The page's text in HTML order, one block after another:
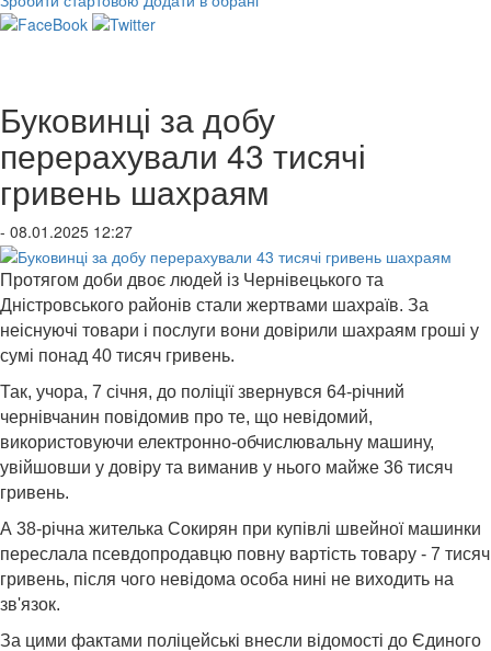
Буковинці за добу
перерахували 43 тисячі
гривень шахраям
- 08.01.2025 12:27
Протягом доби двоє людей із Чернівецького та
Дністровського районів стали жертвами шахраїв. За
неіснуючі товари і послуги вони довірили шахраям гроші у
сумі понад 40 тисяч гривень.
Так, учора, 7 січня, до поліції звернувся 64-річний
чернівчанин повідомив про те, що невідомий,
використовуючи електронно-обчислювальну машину,
увійшовши у довіру та виманив у нього майже 36 тисяч
гривень.
А 38-річна жителька Сокирян при купівлі швейної машинки
переслала псевдопродавцю повну вартість товару - 7 тисяч
гривень, після чого невідома особа нині не виходить на
зв'язок.
За цими фактами поліцейські внесли відомості до Єдиного